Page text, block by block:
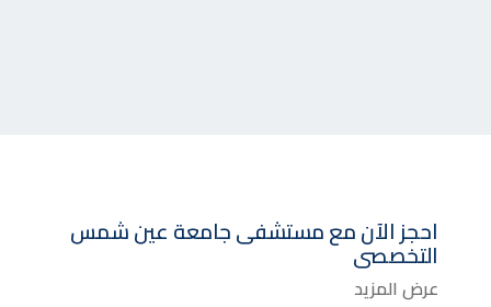
احجز الآن معمستشفى جامعة عين شمس
التخصصى
عرض المزيد